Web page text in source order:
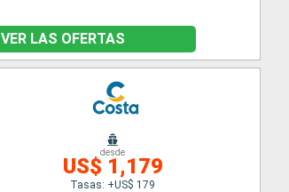
VER LAS OFERTAS
desde
US$ 1,179
Tasas: +US$ 179